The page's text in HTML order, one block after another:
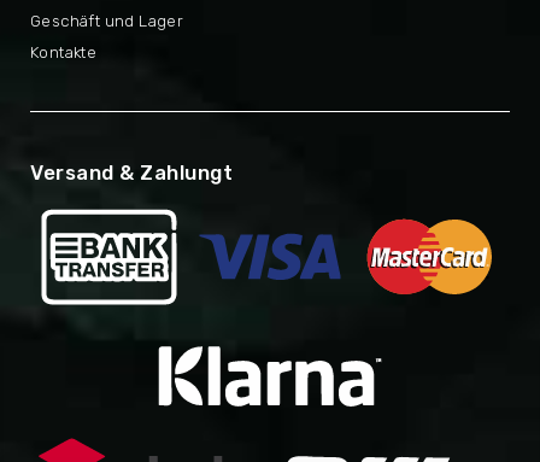
Geschäft und Lager
Kontakte
Versand & Zahlungt